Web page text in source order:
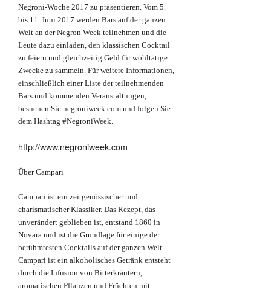
Negroni-Woche 2017 zu präsentieren. Vom 5.
bis 11. Juni 2017 werden Bars auf der ganzen
Welt an der Negron Week teilnehmen und die
Leute dazu einladen, den klassischen Cocktail
zu feiern und gleichzeitig Geld für wohltätige
Zwecke zu sammeln. Für weitere Informationen,
einschließlich einer Liste der teilnehmenden
Bars und kommenden Veranstaltungen,
besuchen Sie negroniweek.com und folgen Sie
dem Hashtag #NegroniWeek.
http://www.negroniweek.com
Über Campari
Campari ist ein zeitgenössischer und
charismatischer Klassiker. Das Rezept, das
unverändert geblieben ist, entstand 1860 in
Novara und ist die Grundlage für einige der
berühmtesten Cocktails auf der ganzen Welt.
Campari ist ein alkoholisches Getränk entsteht
durch die Infusion von Bitterkräutern,
aromatischen Pflanzen und Früchten mit